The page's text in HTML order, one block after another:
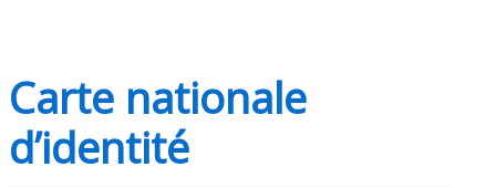
Carte nationale
d’identité